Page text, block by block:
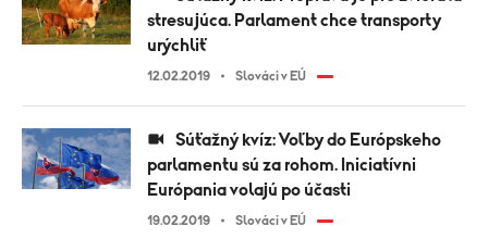
stresujúca. Parlament chce transporty
urýchliť
12.02.2019 Slováci v EÚ
parlamentu sú za rohom. Iniciatívni
Európania volajú po účasti
19.02.2019 Slováci v EÚ